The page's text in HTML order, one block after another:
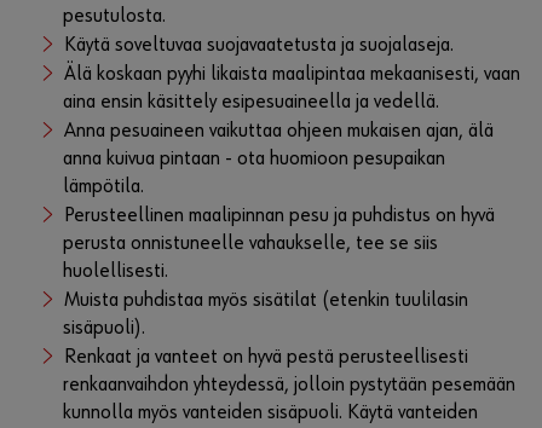
pesutulosta.
Käytä soveltuvaa suojavaatetusta ja suojalaseja.
Älä koskaan pyyhi likaista maalipintaa mekaanisesti, vaan
aina ensin käsittely esipesuaineella ja vedellä.
Anna pesuaineen vaikuttaa ohjeen mukaisen ajan, älä
anna kuivua pintaan - ota huomioon pesupaikan
lämpötila.
Perusteellinen maalipinnan pesu ja puhdistus on hyvä
perusta onnistuneelle vahaukselle, tee se siis
huolellisesti.
Muista puhdistaa myös sisätilat (etenkin tuulilasin
sisäpuoli).
Renkaat ja vanteet on hyvä pestä perusteellisesti
renkaanvaihdon yhteydessä, jolloin pystytään pesemään
kunnolla myös vanteiden sisäpuoli. Käytä vanteiden